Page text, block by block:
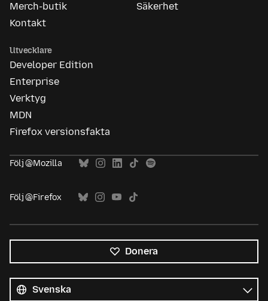
Merch-butik
Kontakt
Säkerhet
Utvecklare
Developer Edition
Enterprise
Verktyg
MDN
Firefox versionsfakta
Följ @Mozilla
Följ @Firefox
Donera
språk
Språk